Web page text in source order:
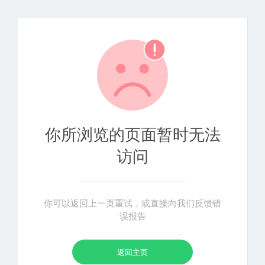
你所浏览的页面暂时无法
访问
你可以返回上一页重试，或直接向我们反馈错
误报告
返回主页